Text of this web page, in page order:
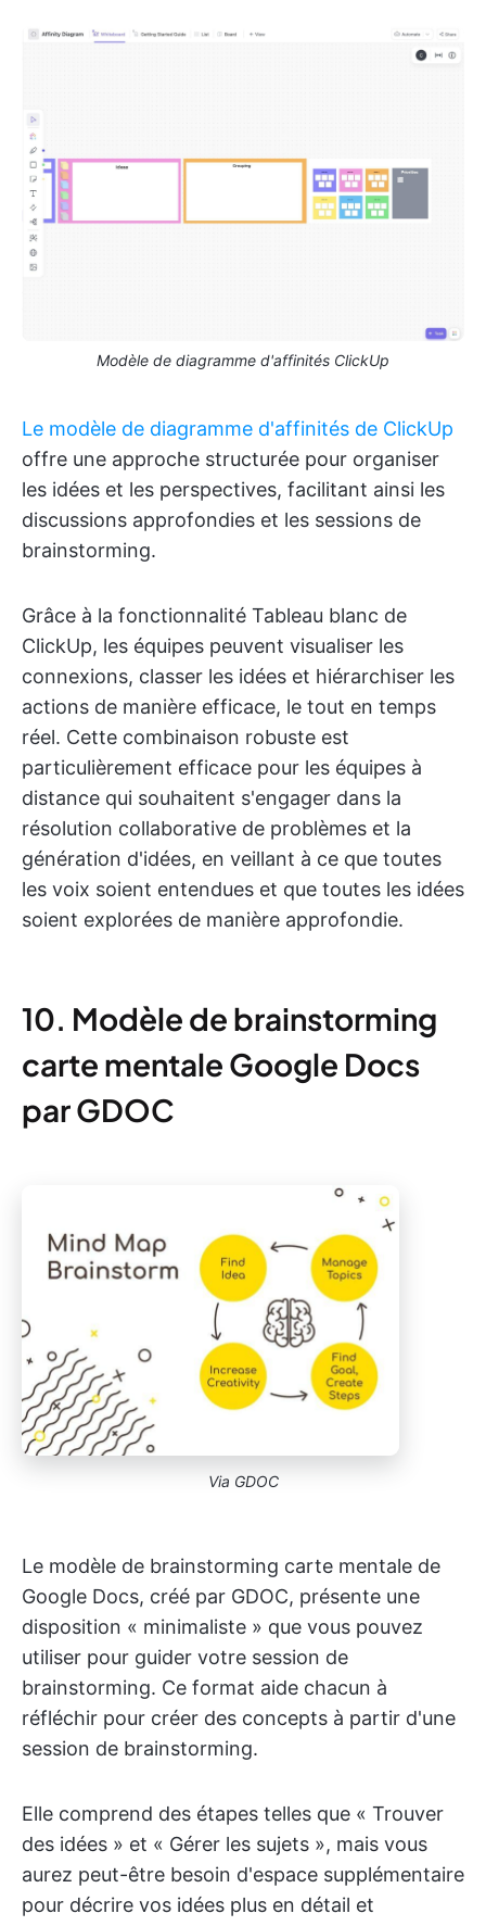
Modèle de diagramme d'affinités ClickUp
Le modèle de diagramme d'affinités de ClickUp
offre une approche structurée pour organiser
les idées et les perspectives, facilitant ainsi les
discussions approfondies et les sessions de
brainstorming.
Grâce à la fonctionnalité Tableau blanc de
ClickUp, les équipes peuvent visualiser les
connexions, classer les idées et hiérarchiser les
actions de manière efficace, le tout en temps
réel. Cette combinaison robuste est
particulièrement efficace pour les équipes à
distance qui souhaitent s'engager dans la
résolution collaborative de problèmes et la
génération d'idées, en veillant à ce que toutes
les voix soient entendues et que toutes les idées
soient explorées de manière approfondie.
10. Modèle de brainstorming
carte mentale Google Docs
par GDOC
Via GDOC
Le modèle de brainstorming carte mentale de
Google Docs, créé par GDOC, présente une
disposition « minimaliste » que vous pouvez
utiliser pour guider votre session de
brainstorming. Ce format aide chacun à
réfléchir pour créer des concepts à partir d'une
session de brainstorming.
Elle comprend des étapes telles que « Trouver
des idées » et « Gérer les sujets », mais vous
aurez peut-être besoin d'espace supplémentaire
pour décrire vos idées plus en détail et